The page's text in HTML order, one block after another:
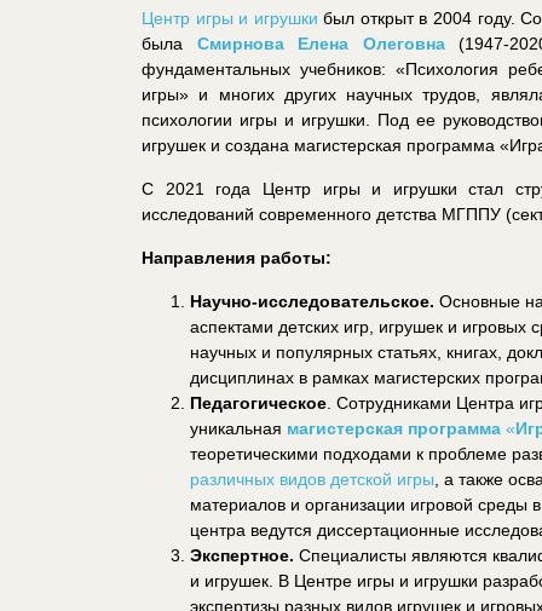
Центр игры и игрушки был открыт в 2004 году.
была Смирнова Елена Олеговна(1947-
фундаментальных учебников: «Психология
игры» и многих других научных трудов,
психологии игры и игрушки. Под ее
игрушек и создана магистерская программа
С 2021 года Центр игры и игрушки стал
исследований современного детства МГППУ
Направления работы:
Научно-исследовательское. Основные
аспектами детских игр, игрушек и игровых
научных и популярных статьях, книгах,
дисциплинах в рамках магистерских
Педагогическое . Сотрудниками Центра
уникальная магистерская программа «
теоретическими подходами к проблеме
различных видов детской игры , а также
материалов и организации игровой среды
центра ведутся диссертационные
Экспертное. Специалисты являются
и игрушек. В Центре игры и игрушки
экспертизы разных видов игрушек и